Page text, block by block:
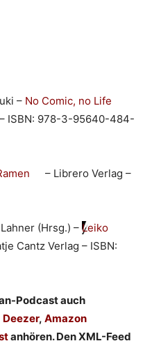
– No Comic, no Life
ISBN: 978-3-95640-484-
– Librero Verlag –
(Hrsg.) – Leiko
Cantz Verlag – ISBN:
Podcast auch
Deezer, Amazon
anhören. Den XML-Feed